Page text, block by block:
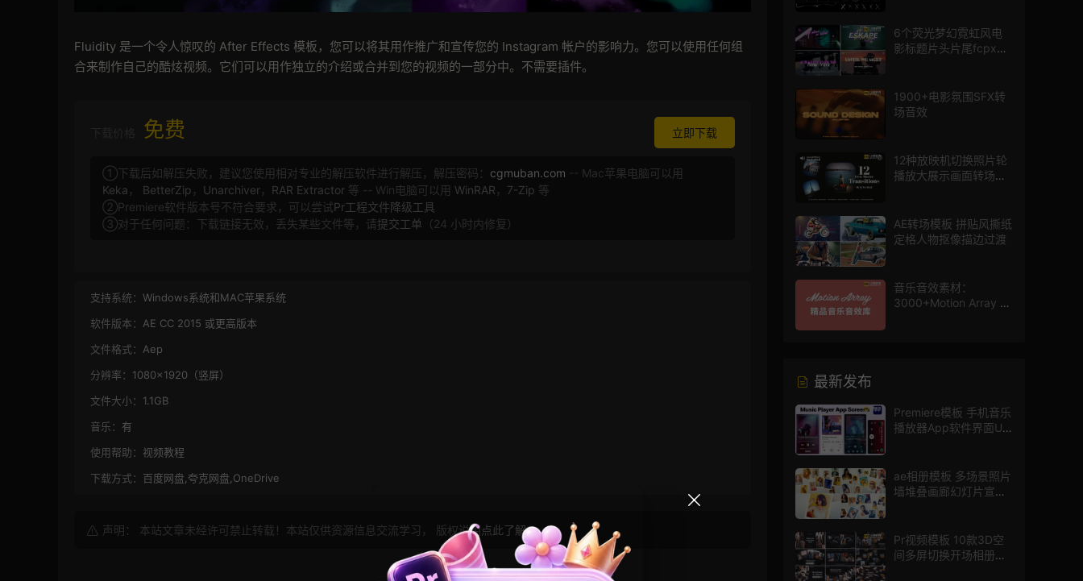
Fluidity 是一个令人惊叹的 After Effects 模板，您可以将其用作推广和宣传您的 Instagram 帐户的影响力。您可以使用任何组
合来制作自己的酷炫视频。它们可以用作独立的介绍或合并到您的视频的一部分中。不需要插件。
免费 立即下载
①下载后如解压失败，建议您使用相对专业的解压软件进行解压，解压密码： cgmuban.com -- Mac苹果电脑可以用
Keka ， BetterZip ， Unarchiver， RAR Extractor 等 -- Win电脑可以用 WinRAR ， 7-Zip 等
②Premiere软件版本号不符合要求，可以尝试Pr工程文件降级工具
③对于任何问题：下载链接无效，丢失某些文件等，请提交工单 （24 小时内修复）
支持系统： Windows系统和MAC苹果系统
软件版本： AE CC 2015 或更高版本
文件格式： Aep
分辨率： 1080×1920（竖屏）
文件大小： 1.1GB
音乐： 有
使用帮助： 视频教程
下载方式： 百度网盘,夸克网盘,OneDrive
声明： 本站文章未经许可禁止转载！本站仅供资源信息交流学习， 版权说明点此了解！
6个荧光梦幻霓虹风电
影标题片头片尾fcpx插
1900+电影氛围SFX转
场音效
12种放映机切换照片轮
播放大展示画面转场动
AE转场模板 拼贴风撕纸
定格人物抠像描边过渡
音乐音效素材：
3000+Motion Array 影
最新发布
Premiere模板 手机音乐
播放器App软件界面UI
ae相册模板 多场景照片
墙堆叠画廊幻灯片宣传
Pr视频模板 10款3D空
间多屏切换开场相册视